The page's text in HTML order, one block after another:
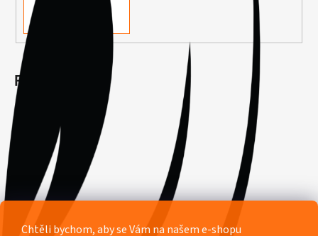
Chtěli bychom, aby se Vám na našem e-shopu
Facebook